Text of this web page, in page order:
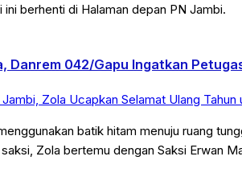
berhenti di Halaman depan PN Jambi.
Danrem 042/Gapu Ingatkan
Zola Ucapkan Selamat Ulang Tahun
batik hitam menuju ruang
Zola bertemu dengan Saksi Erwan